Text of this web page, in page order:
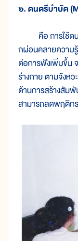
๖. ดนตรีบำบัด
คือ การใช้ดนต
กผ่อนคลายความ
ต่อการฟังเพิ่มขึ้น
ร่างกาย ตามจังห
ด้านการสร้างสัม
สามารถลดพฤติก